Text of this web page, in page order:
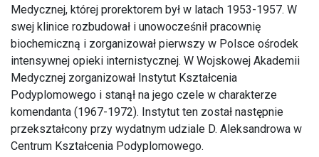
Medycznej, której prorektorem był w latach 1953-1957. W
swej klinice rozbudował i unowocześnił pracownię
biochemiczną i zorganizował pierwszy w Polsce ośrodek
intensywnej opieki internistycznej. W Wojskowej Akademii
Medycznej zorganizował Instytut Kształcenia
Podyplomowego i stanął na jego czele w charakterze
komendanta (1967-1972). Instytut ten został następnie
przekształcony przy wydatnym udziale D. Aleksandrowa w
Centrum Kształcenia Podyplomowego.